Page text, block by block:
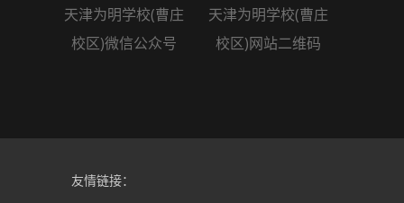
天津为明学校(曹庄
校区)微信公众号
天津为明学校(曹庄
校区)网站二维码
友情链接：